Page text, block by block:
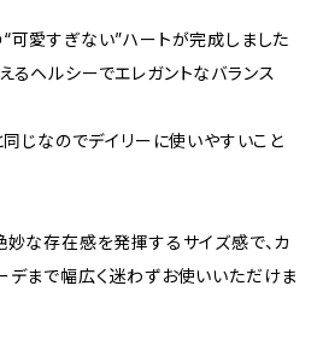
可愛すぎない”ハートが完成しました
ヘルシーでエレガントなバランス
じなのでデイリーに使いやすいこと
な存在感を発揮するサイズ感で、カ
デまで幅広く迷わずお使いいただけま